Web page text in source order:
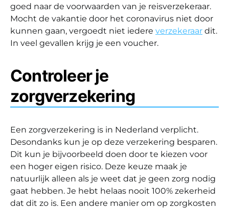
goed naar de voorwaarden van je reisverzekeraar.
Mocht de vakantie door het coronavirus niet door
kunnen gaan, vergoedt niet iedere verzekeraar dit.
In veel gevallen krijg je een voucher.
Controleer je
zorgverzekering
Een zorgverzekering is in Nederland verplicht.
Desondanks kun je op deze verzekering besparen.
Dit kun je bijvoorbeeld doen door te kiezen voor
een hoger eigen risico. Deze keuze maak je
natuurlijk alleen als je weet dat je geen zorg nodig
gaat hebben. Je hebt helaas nooit 100% zekerheid
dat dit zo is. Een andere manier om op zorgkosten